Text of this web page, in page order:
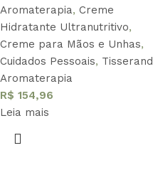
Aromaterapia, Creme
Hidratante Ultranutritivo,
Creme para Mãos e Unhas,
Cuidados Pessoais, Tisserand
Aromaterapia
R$ 154,96
Leia mais